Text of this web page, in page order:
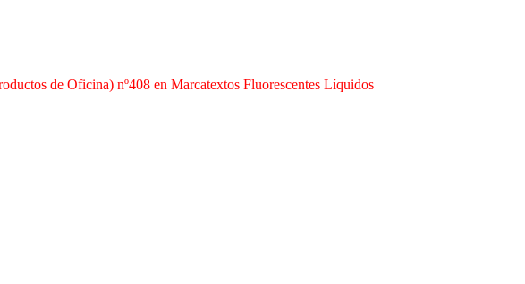
de Oficina) nº408 en Marcatextos Fluorescentes Líquidos